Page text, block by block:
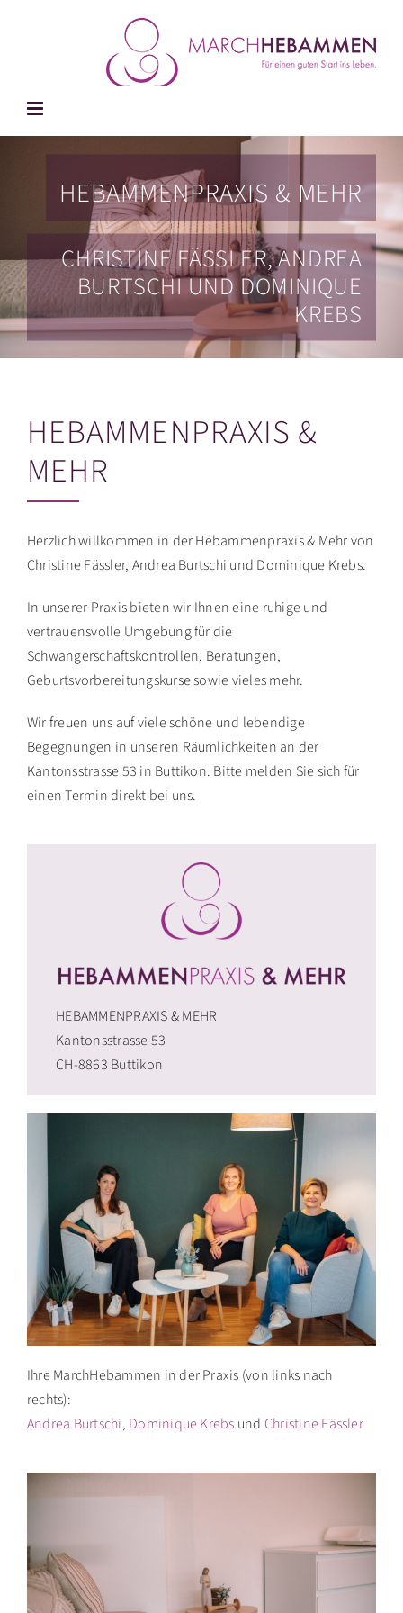
HEBAMMENPRAXIS & MEHR
CHRISTINE FÄSSLER, ANDREA
BURTSCHI UND DOMINIQUE
KREBS
HEBAMMENPRAXIS &
MEHR
Herzlich willkommen in der Hebammenpraxis & Mehr von
Christine Fässler, Andrea Burtschi und Dominique Krebs.
In unserer Praxis bieten wir Ihnen eine ruhige und
vertrauensvolle Umgebung für die
Schwangerschaftskontrollen, Beratungen,
Geburtsvorbereitungskurse sowie vieles mehr.
Wir freuen uns auf viele schöne und lebendige
Begegnungen in unseren Räumlichkeiten an der
Kantonsstrasse 53 in Buttikon. Bitte melden Sie sich für
einen Termin direkt bei uns.
HEBAMMENPRAXIS & MEHR
Kantonsstrasse 53
CH-8863 Buttikon
Ihre MarchHebammen in der Praxis (von links nach
rechts):
Andrea Burtschi, Dominique Krebs und Christine Fässler